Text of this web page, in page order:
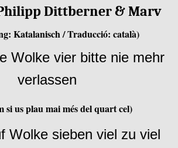
Dittberner & Marv
Katalanisch / Traducció: català)
Wolke vier bitte nie mehr
verlassen
si us plau mai més del quart cel)
Wolke sieben viel zu viel